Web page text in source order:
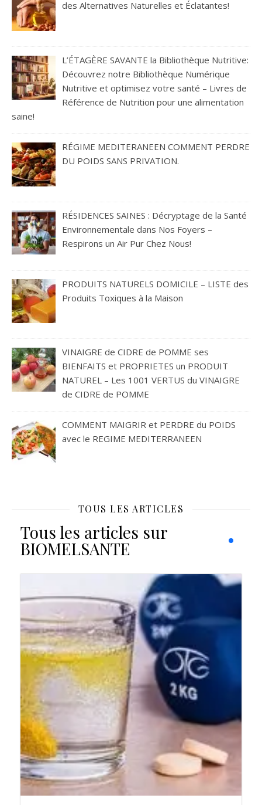
des Alternatives Naturelles et Éclatantes!
L’ÉTAGÈRE SAVANTE la Bibliothèque Nutritive:
Découvrez notre Bibliothèque Numérique
Nutritive et optimisez votre santé – Livres de
Référence de Nutrition pour une alimentation
saine!
RÉGIME MEDITERANEEN COMMENT PERDRE
DU POIDS SANS PRIVATION.
RÉSIDENCES SAINES : Décryptage de la Santé
Environnementale dans Nos Foyers –
Respirons un Air Pur Chez Nous!
PRODUITS NATURELS DOMICILE – LISTE des
Produits Toxiques à la Maison
VINAIGRE de CIDRE de POMME ses
BIENFAITS et PROPRIETES un PRODUIT
NATUREL – Les 1001 VERTUS du VINAIGRE
de CIDRE de POMME
COMMENT MAIGRIR et PERDRE du POIDS
avec le REGIME MEDITERRANEEN
TOUS LES ARTICLES
Tous les articles sur
BIOMELSANTE